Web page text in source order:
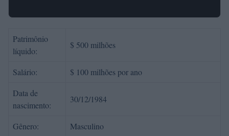
Patrimônio
líquido:
$ 500 milhões
Salário:
$ 100 milhões por ano
Data de
nascimento:
30/12/1984
Gênero:
Masculino